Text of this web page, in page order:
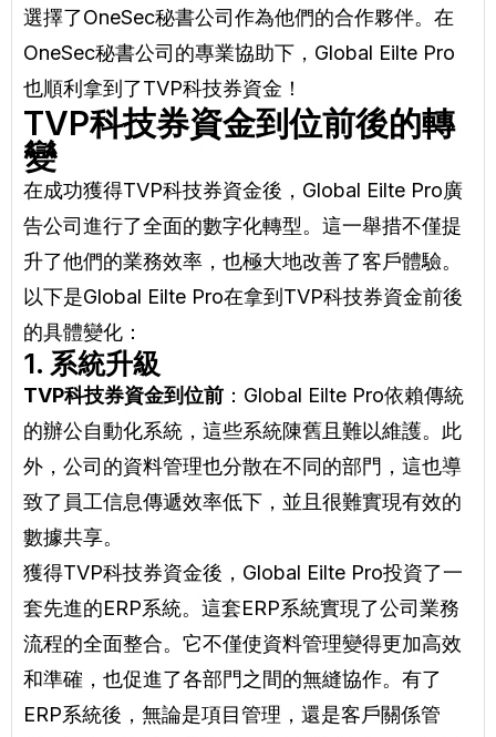
選擇了OneSec秘書公司作為他們的合作夥伴。在
OneSec秘書公司的專業協助下，Global Eilte Pro
也順利拿到了TVP科技券資金！
TVP科技券資金到位前後的轉
變
在成功獲得TVP科技券資金後，Global Eilte Pro廣
告公司進行了全面的數字化轉型。這一舉措不僅提
升了他們的業務效率，也極大地改善了客戶體驗。
以下是Global Eilte Pro在拿到TVP科技券資金前後
的具體變化：
1. 系統升級
TVP科技券資金到位前 ：Global Eilte Pro依賴傳統
的辦公自動化系統，這些系統陳舊且難以維護。此
外，公司的資料管理也分散在不同的部門，這也導
致了員工信息傳遞效率低下，並且很難實現有效的
數據共享。
獲得TVP科技券資金後，Global Eilte Pro投資了一
套先進的ERP系統。這套ERP系統實現了公司業務
流程的全面整合。它不僅使資料管理變得更加高效
和準確，也促進了各部門之間的無縫協作。有了
ERP系統後，無論是項目管理，還是客戶關係管